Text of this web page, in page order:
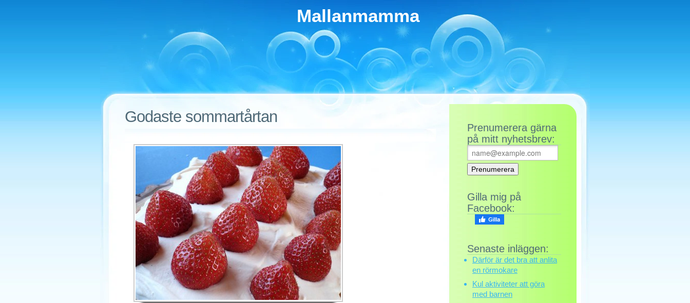
Mallanmamma
Godaste sommartårtan
Prenumerera gärna
på mitt nyhetsbrev:
Gilla mig på
Facebook:
Senaste inläggen:
Därför är det bra att anlita
en rörmokare
Kul aktiviteter att göra
med barnen